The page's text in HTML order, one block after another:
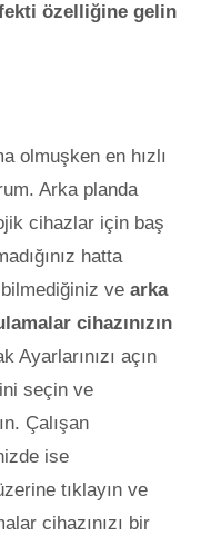
özelliğine gelin
olmuşken en hızlı
Arka planda
cihazlar için baş
hatta
ve arka
cihazınızın
Ayarlarınızı açın
seçin ve
Çalışan
ise
tıklayın ve
cihazınızı bir